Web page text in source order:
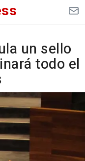
un sello
todo el